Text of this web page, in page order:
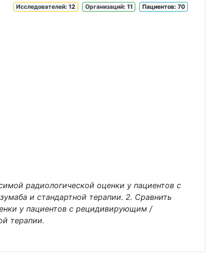
Пациентов: 70
Организаций: 11
Исследователей: 12
радиологической оценки у пациентов с
и стандартной терапии. 2. Сравнить
у пациентов с рецидивирующим /
терапии.